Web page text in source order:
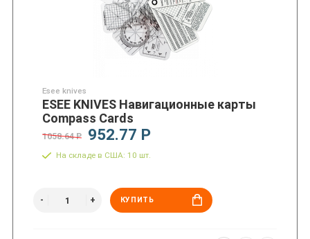
Esee knives
ESEE KNIVES Навигационные карты
Compass Cards
1058.64 Р 952.77 Р
На складе в США: 10 шт.
КУПИТЬ